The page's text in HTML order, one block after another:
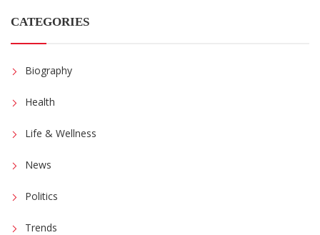
CATEGORIES
Biography
Health
Life & Wellness
News
Politics
Trends